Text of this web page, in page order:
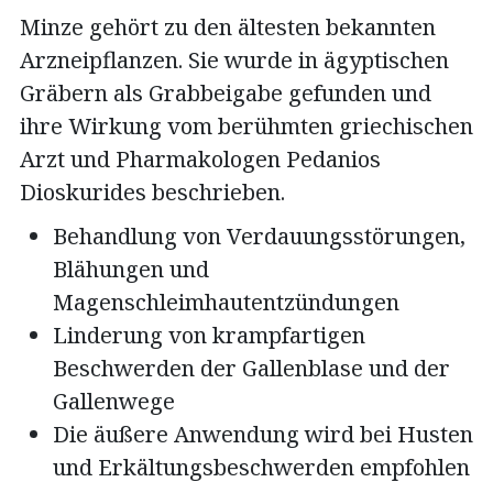
Minze gehört zu den ältesten bekannten
Arzneipflanzen. Sie wurde in ägyptischen
Gräbern als Grabbeigabe gefunden und
ihre Wirkung vom berühmten griechischen
Arzt und Pharmakologen Pedanios
Dioskurides beschrieben.
Behandlung von Verdauungsstörungen,
Blähungen und
Magenschleimhautentzündungen
Linderung von krampfartigen
Beschwerden der Gallenblase und der
Gallenwege
Die äußere Anwendung wird bei Husten
und Erkältungsbeschwerden empfohlen